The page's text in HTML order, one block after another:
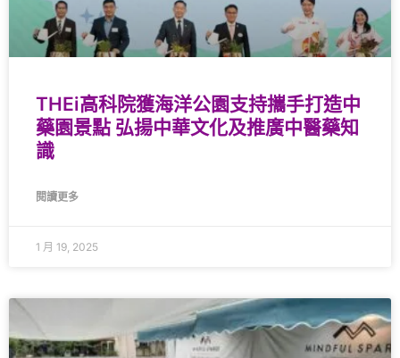
THEi高科院獲海洋公園支持攜手打造中
藥園景點 弘揚中華文化及推廣中醫藥知
識
閱讀更多
1 月 19, 2025